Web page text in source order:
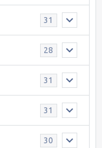
31
28
31
31
30